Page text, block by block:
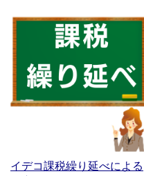
イデコ課税繰り延べによる